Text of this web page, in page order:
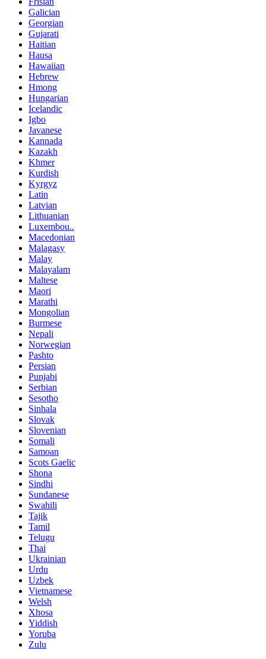
Galician
Georgian
Gujarati
Haitian
Hausa
Hawaiian
Hebrew
Hmong
Hungarian
Icelandic
Igbo
Javanese
Kannada
Kazakh
Khmer
Kurdish
Kyrgyz
Latin
Latvian
Lithuanian
Luxembou..
Macedonian
Malagasy
Malay
Malayalam
Maltese
Maori
Marathi
Mongolian
Burmese
Nepali
Norwegian
Pashto
Persian
Punjabi
Serbian
Sesotho
Sinhala
Slovak
Slovenian
Somali
Samoan
Scots Gaelic
Shona
Sindhi
Sundanese
Swahili
Tajik
Tamil
Telugu
Thai
Ukrainian
Urdu
Uzbek
Vietnamese
Welsh
Xhosa
Yiddish
Yoruba
Zulu